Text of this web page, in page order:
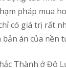
pháp mua
có giá trị rất
án của nền
Thành ở Đô